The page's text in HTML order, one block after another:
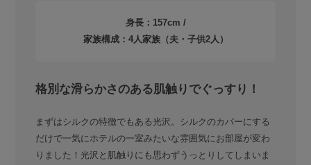
身長：157cm /
家族構成：4人家族（夫・子供2人）
格別な滑らかさのある肌触りでぐっすり！
まずはシルクの特徴でもある光沢。シルクのカバーにする
だけで一気にホテルの一室みたいな雰囲気にお部屋が変わ
りました！光沢と肌触りにも思わずうっとりしてしまいま